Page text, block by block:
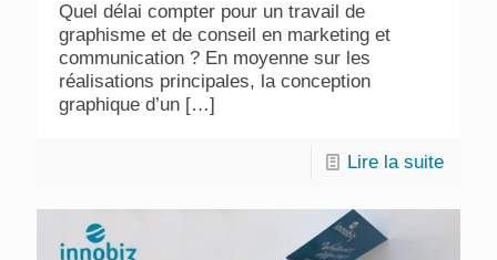
Quel délai compter pour un travail de
graphisme et de conseil en marketing et
communication ? En moyenne sur les
réalisations principales, la conception
graphique d’un […]
Lire la suite